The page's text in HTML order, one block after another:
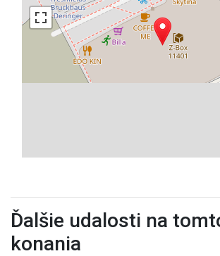
Ďalšie udalosti na
konania